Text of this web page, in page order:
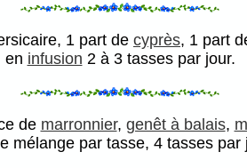
1 part de cyprès, 1 part
en infusion 2 à 3 tasses par jour.
de marronnier, genêt à balais,
mélange par tasse, 4 tasses par